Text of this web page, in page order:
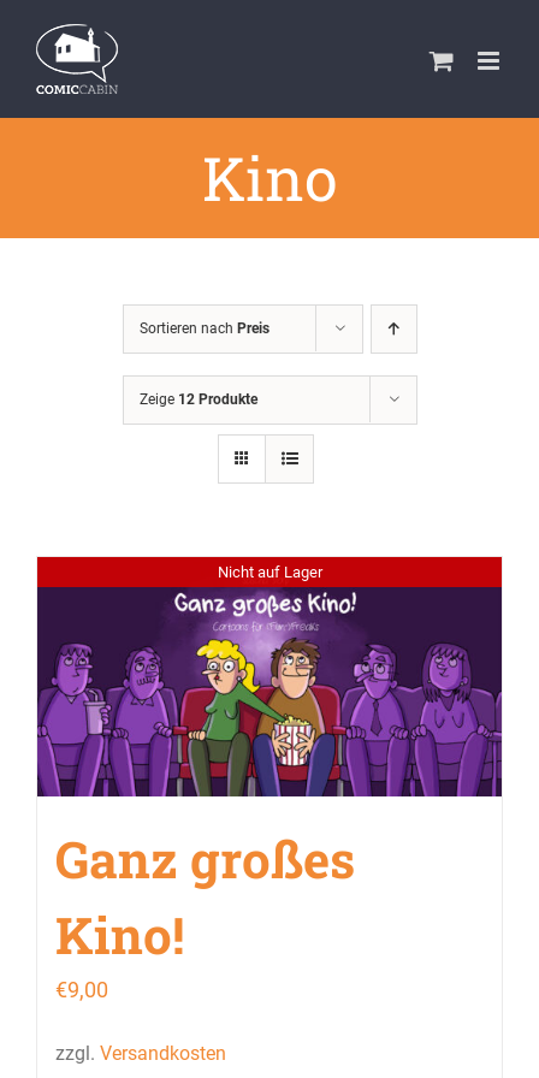
Inhalt
springen
Kino
Sortieren nach Preis
Zeige 12 Produkte
Nicht auf Lager
Ganz großes
Kino!
€9,00
zzgl. Versandkosten